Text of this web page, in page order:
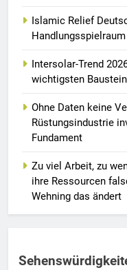
Islamic Relief
Intersolar-Trend
wichtigsten
Ohne Daten keine
Rüstungsindustrie
Fundament
Zu viel Arbeit, zu
ihre Ressourcen
Wehning das ändert